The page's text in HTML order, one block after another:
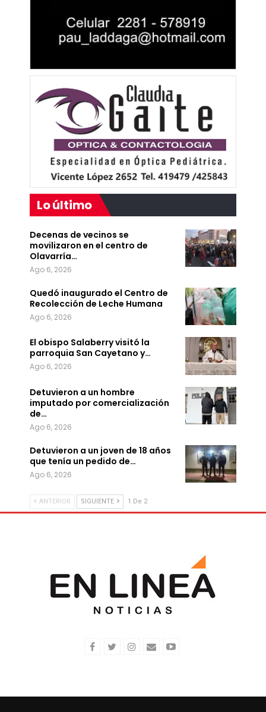
Lo último
Decenas de vecinos se
movilizaron en el centro de
Olavarría…
Ago 6, 2026
Quedó inaugurado el Centro de
Recolección de Leche Humana
Ago 6, 2026
El obispo Salaberry visitó la
parroquia San Cayetano y…
Ago 6, 2026
Detuvieron a un hombre
imputado por comercialización
de…
Ago 6, 2026
Detuvieron a un joven de 18 años
que tenía un pedido de…
Ago 6, 2026
ANTERIOR SIGUIENTE 1 De 2